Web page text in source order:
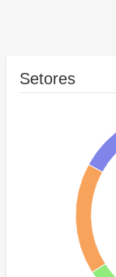
Setores